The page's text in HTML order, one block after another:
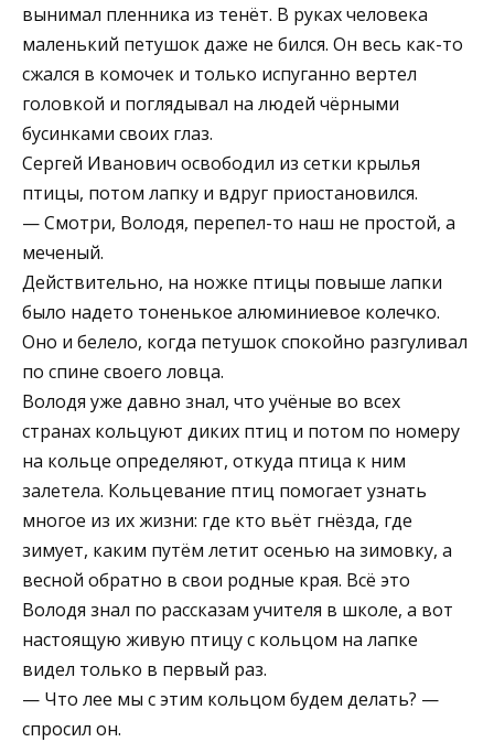
вынимал пленника из тенёт. В руках человека
маленький петушок даже не бился. Он весь как-то
сжался в комочек и только испуганно вертел
головкой и поглядывал на людей чёрными
бусинками своих глаз.
Сергей Иванович освободил из сетки крылья
птицы, потом лапку и вдруг приостановился.
— Смотри, Володя, перепел-то наш не простой, а
меченый.
Действительно, на ножке птицы повыше лапки
было надето тоненькое алюминиевое колечко.
Оно и белело, когда петушок спокойно разгуливал
по спине своего ловца.
Володя уже давно знал, что учёные во всех
странах кольцуют диких птиц и потом по номеру
на кольце определяют, откуда птица к ним
залетела. Кольцевание птиц помогает узнать
многое из их жизни: где кто вьёт гнёзда, где
зимует, каким путём летит осенью на зимовку, а
весной обратно в свои родные края. Всё это
Володя знал по рассказам учителя в школе, а вот
настоящую живую птицу с кольцом на лапке
видел только в первый раз.
— Что лее мы с этим кольцом будем делать? —
спросил он.